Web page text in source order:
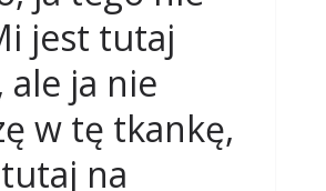
jest tutaj
ale ja nie
w tę tkankę,
na